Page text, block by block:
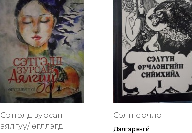
Сэтгэлд зурсан
аялгуу/ өгүүллэгүүд
Сэлүүн орчлон
Дэлгэрэнгүй